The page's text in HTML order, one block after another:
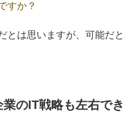
すか？
とは思いますが、可能だと
のIT戦略も左右でき